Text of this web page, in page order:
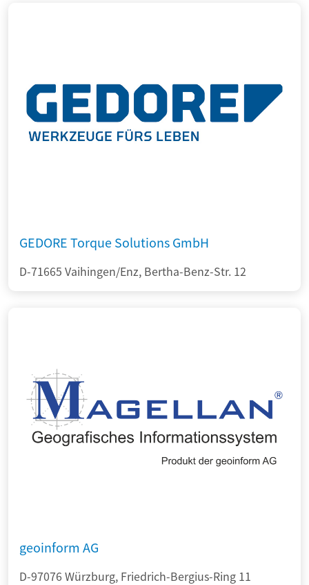
GEDORE Torque Solutions GmbH
D-71665 Vaihingen/Enz, Bertha-Benz-Str. 12
geoinform AG
D-97076 Würzburg, Friedrich-Bergius-Ring 11